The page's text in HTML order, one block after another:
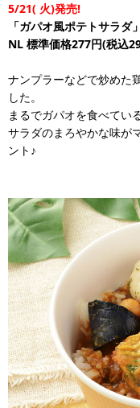
5/21( 火)発売!
「ガパオ風ポテトサラダ」
NL 標準価格277円(税込
ナンプラーなどで炒めた
した。
まるでガパオを食べてい
サラダのまろやかな味が
ント♪